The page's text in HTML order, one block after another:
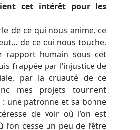
cet intérêt pour les
de ce qui nous anime, ce
de ce qui nous touche.
rapport humain sous cet
frappée par l’injustice de
par la cruauté de ce
mes projets tournent
une patronne et sa bonne
de voir où l’on est
l’on cesse un peu de l’être